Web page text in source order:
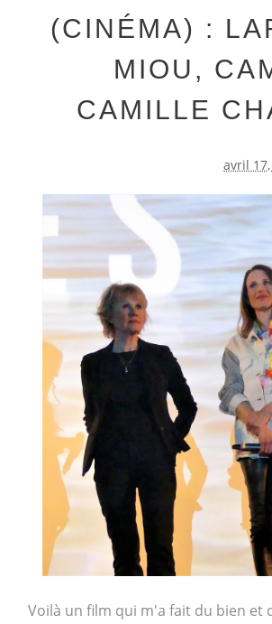
(CINÉMA) :
MIOU,
CAMILLE
avril
Voilà un film qui m'a fait du bien et